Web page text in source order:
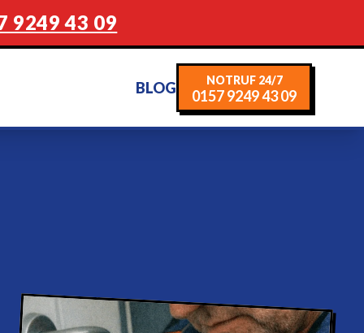
9249 43 09
BLOG NOTRUF 24/7
0157 9249 43 09